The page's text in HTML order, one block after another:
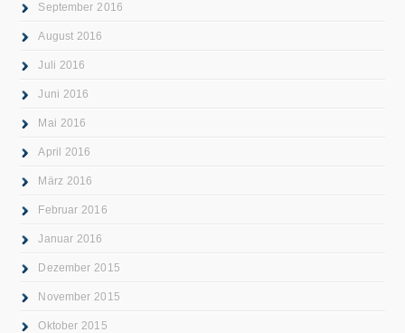
September 2016
August 2016
Juli 2016
Juni 2016
Mai 2016
April 2016
März 2016
Februar 2016
Januar 2016
Dezember 2015
November 2015
Oktober 2015